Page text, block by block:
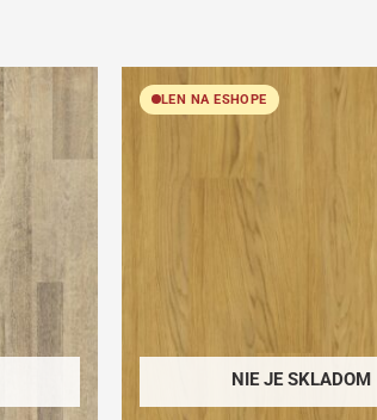
LEN NA ESHOPE
NIE JE SKLADOM